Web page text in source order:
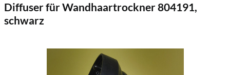
Diffuser für Wandhaartrockner 804191,
schwarz